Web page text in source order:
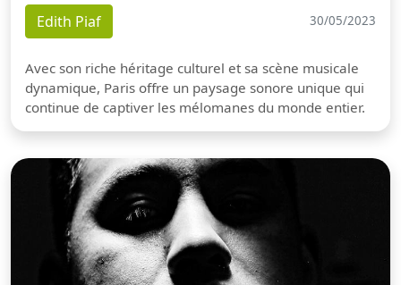
Edith Piaf 30/05/2023
Avec son riche héritage culturel et sa scène musicale
dynamique, Paris offre un paysage sonore unique qui
continue de captiver les mélomanes du monde entier.